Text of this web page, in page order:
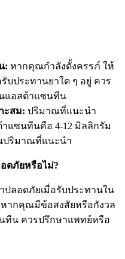
: หากคุณกำลังตั้งครรภ์ ให้
บประทานยาใด ๆ อยู่ ควร
แอสต้าแซนทีน
ะสม: ปริมาณที่แนะนำ
แซนทีนคือ 4-12 มิลลิกรัม
ปริมาณที่แนะนำ
ดภัยหรือไม่?
ลอดภัยเมื่อรับประทานใน
ากคุณมีข้อสงสัยหรือกังวล
ทีน ควรปรึกษาแพทย์หรือ